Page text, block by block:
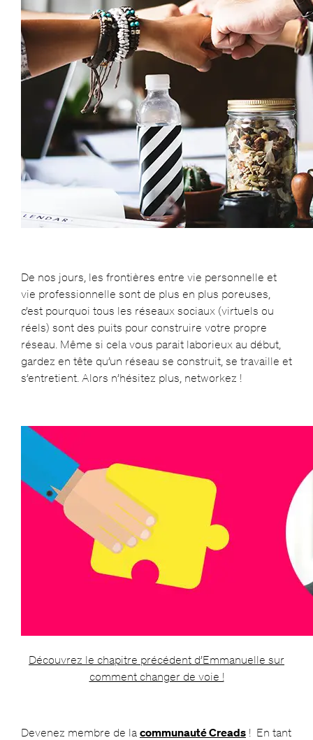
De nos jours, les frontières entre vie personnelle et
vie professionnelle sont de plus en plus poreuses,
c’est pourquoi tous les réseaux sociaux (virtuels ou
réels) sont des puits pour construire votre propre
réseau. Même si cela vous parait laborieux au début,
gardez en tête qu’un réseau se construit, se travaille et
s’entretient. Alors n’hésitez plus, networkez !
Découvrez le chapitre précédent d’Emmanuelle sur
comment changer de voie !
Devenez membre de la communauté Creads! En tant